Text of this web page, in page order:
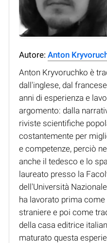
Autore: Anton
Anton Kryvoruchko è
dall'inglese, dal
anni di esperienza e
argomento: dalla
riviste scientifiche
costantemente per
e competenze, perciò
anche il tedesco e lo
laureato presso la
dell'Università
ha lavorato prima come
straniere e poi come
della casa editrice
maturato questa